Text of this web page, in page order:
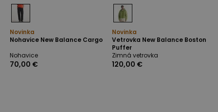
Novinka
Nohavice New Balance Cargo
Nohavice
70,00 €
Novinka
Vetrovka New Balance Boston
Puffer
Zimná vetrovka
120,00 €